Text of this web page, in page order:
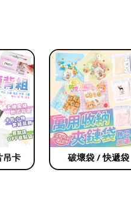
吊卡 破壞袋 / 快遞袋